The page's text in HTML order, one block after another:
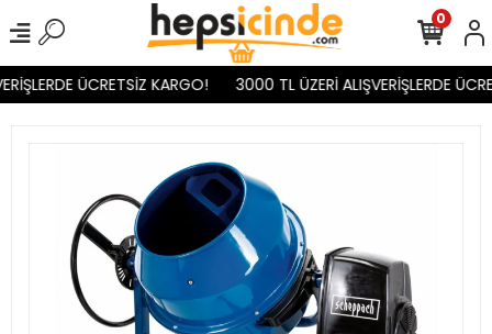
ÜCRETSİZ KARGO! 3000 TL ÜZERİ ALIŞVERİŞLERDE
0